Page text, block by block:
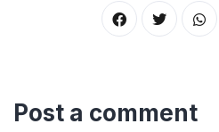
Post a comment